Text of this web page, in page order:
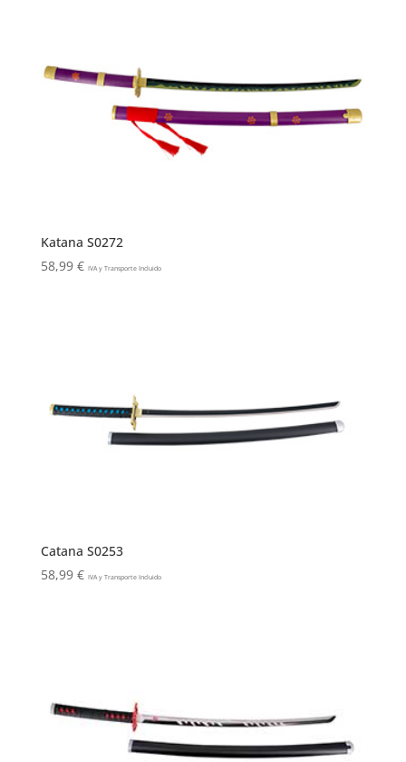
Katana S0272
58,99 € IVA y Transporte Incluido
Catana S0253
58,99 € IVA y Transporte Incluido